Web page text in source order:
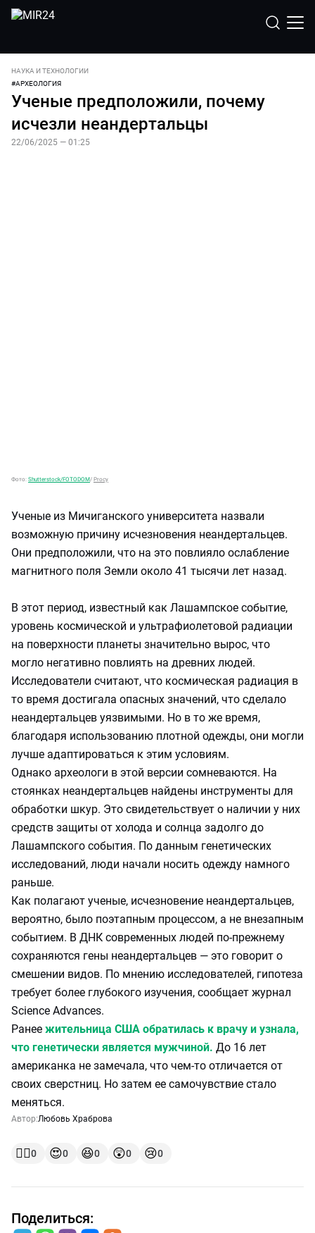
НАУКА И ТЕХНОЛОГИИ
#АРХЕОЛОГИЯ
Ученые предположили, почему
исчезли неандертальцы
22/06/2025 — 01:25
Фото: Shutterstock/FOTODOM/ Procy
Ученые из Мичиганского университета назвали
возможную причину исчезновения неандертальцев.
Они предположили, что на это повлияло ослабление
магнитного поля Земли около 41 тысячи лет назад.
В этот период, известный как Лашампское событие,
уровень космической и ультрафиолетовой радиации
на поверхности планеты значительно вырос, что
могло негативно повлиять на древних людей.
Исследователи считают, что космическая радиация в
то время достигала опасных значений, что сделало
неандертальцев уязвимыми. Но в то же время,
благодаря использованию плотной одежды, они могли
лучше адаптироваться к этим условиям.
Однако археологи в этой версии сомневаются. На
стоянках неандертальцев найдены инструменты для
обработки шкур. Это свидетельствует о наличии у них
средств защиты от холода и солнца задолго до
Лашампского события. По данным генетических
исследований, люди начали носить одежду намного
раньше.
Как полагают ученые, исчезновение неандертальцев,
вероятно, было поэтапным процессом, а не внезапным
событием. В ДНК современных людей по-прежнему
сохраняются гены неандертальцев — это говорит о
смешении видов. По мнению исследователей, гипотеза
требует более глубокого изучения, сообщает журнал
Science Advances.
Ранее жительница США обратилась к врачу и узнала,
что генетически является мужчиной. До 16 лет
американка не замечала, что чем-то отличается от
своих сверстниц. Но затем ее самочувствие стало
меняться.
Автор:Любовь Храброва
👍🏻0 😍0 😆0 😲0 😢0
Поделиться: